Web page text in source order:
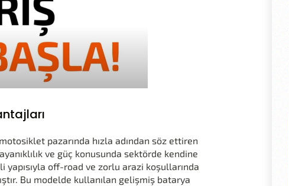
pazarında hızla adından söz ettiren
ve güç konusunda sektörde kendine
off-road ve zorlu arazi koşullarında
Bu modelde kullanılan gelişmiş batarya